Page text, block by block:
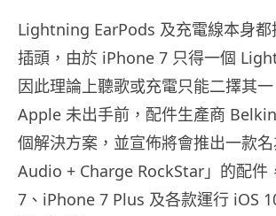
Lightning EarPods 及充電線本身
插頭，由於 iPhone 7 只得一個
因此理論上聽歌或充電只能二擇其
Apple 未出手前，配件生產商
個解決方案，並宣佈將會推出一款
Audio + Charge RockStar」的配件
7、iPhone 7 Plus 及各款運行 iOS